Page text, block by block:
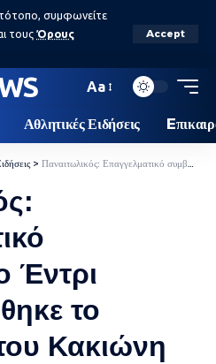
συμφωνείτε
τους Όρους
Accept
Aa
Αθλητικές Ειδήσεις
> Παναιτωλικός: Επαγγελματικό συμβόλαιο ο Έντρι Γκοτζάι – Λύθηκε το συμβόλαιο του Κακιώνη
Έντρι
το
Κακιώνη